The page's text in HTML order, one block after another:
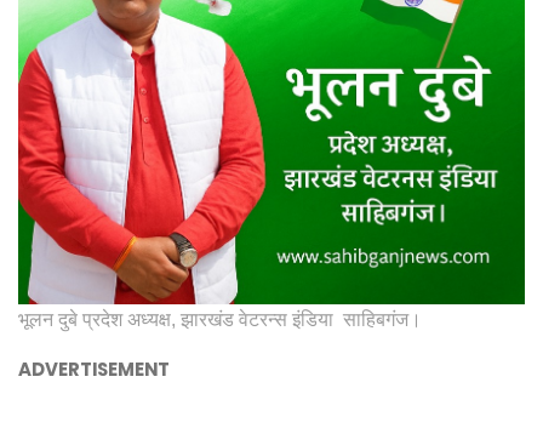
भूलन दुबे प्रदेश अध्यक्ष, झारखंड वेटरन्स इंडिया साहिबगंज।
ADVERTISEMENT